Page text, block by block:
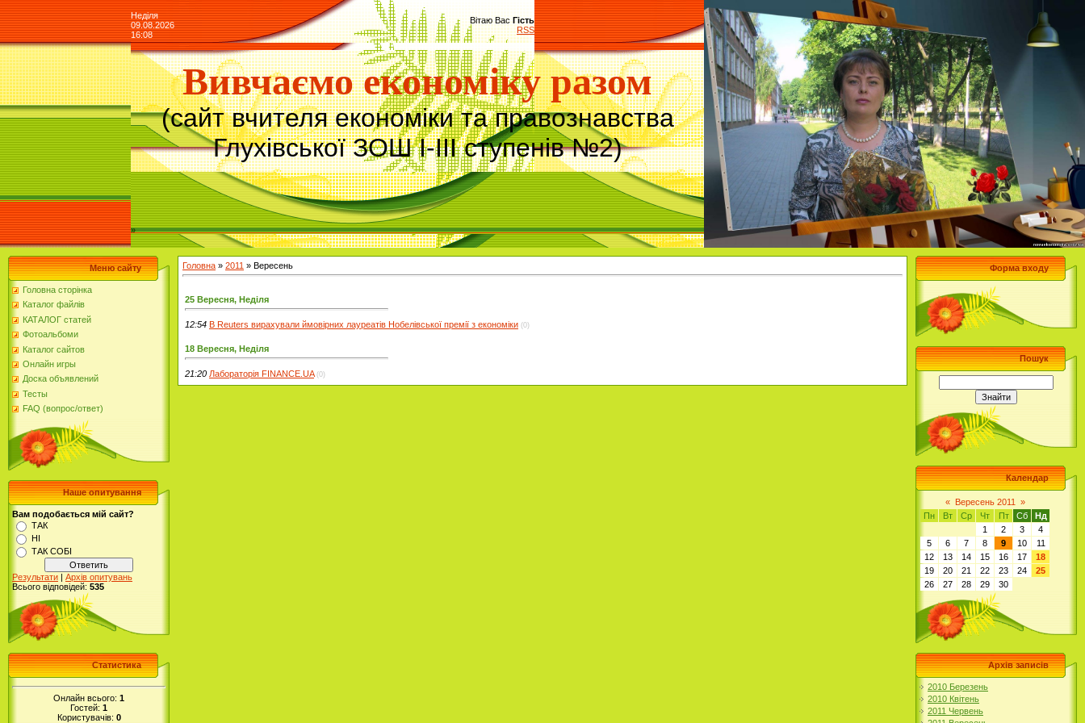
Неділя
09.08.2026
16:08
Вітаю Вас Гість
RSS
Вивчаємо економіку разом
(сайт вчителя економіки та правознавства
Глухівської ЗОШ І-ІІІ ступенів №2)
»
Меню сайту
Головна сторінка
Каталог файлів
КАТАЛОГ статей
Фотоальбоми
Каталог сайтов
Онлайн игры
Доска объявлений
Тесты
FAQ (вопрос/ответ)
Наше опитування
Вам подобається мій сайт?
ТАК
НІ
ТАК СОБІ
Результати | Архів опитувань
Всього відповідей: 535
Статистика
Онлайн всього: 1
Гостей: 1
Користувачів: 0
Головна » 2011 » Вересень
25 Вересня, Неділя
12:54 В Reuters вирахували ймовірних лауреатів Нобелівської премії з економіки (0)
18 Вересня, Неділя
21:20 Лабораторія FINANCE.UA (0)
Форма входу
Пошук
Календар
« Вересень 2011
»
Пн
Вт Ср Чт Пт Сб
Нд
1
2 3
4
5
6 7 8 9 10
11
12
13 14 15 16 17
18
19
20 21 22 23 24
25
26
27 28 29 30
Архів записів
2010 Березень
2010 Квітень
2011 Червень